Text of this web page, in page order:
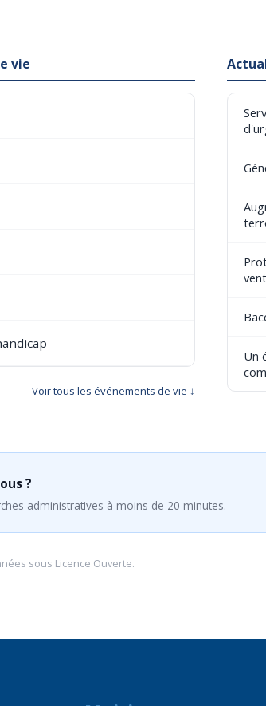
vie
Voir tous les événements de vie ↓
Un
?
administratives à moins de 20 minutes.
sous Licence Ouverte.